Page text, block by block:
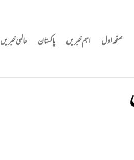
صفحہ اول اہم خبریں پاکستان عالمی خبریں